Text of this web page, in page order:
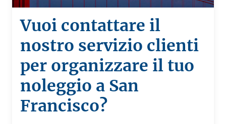
Vuoi contattare il
nostro servizio clienti
per organizzare il tuo
noleggio a San
Francisco?